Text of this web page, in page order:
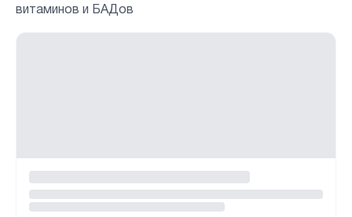
витаминов и БАДов